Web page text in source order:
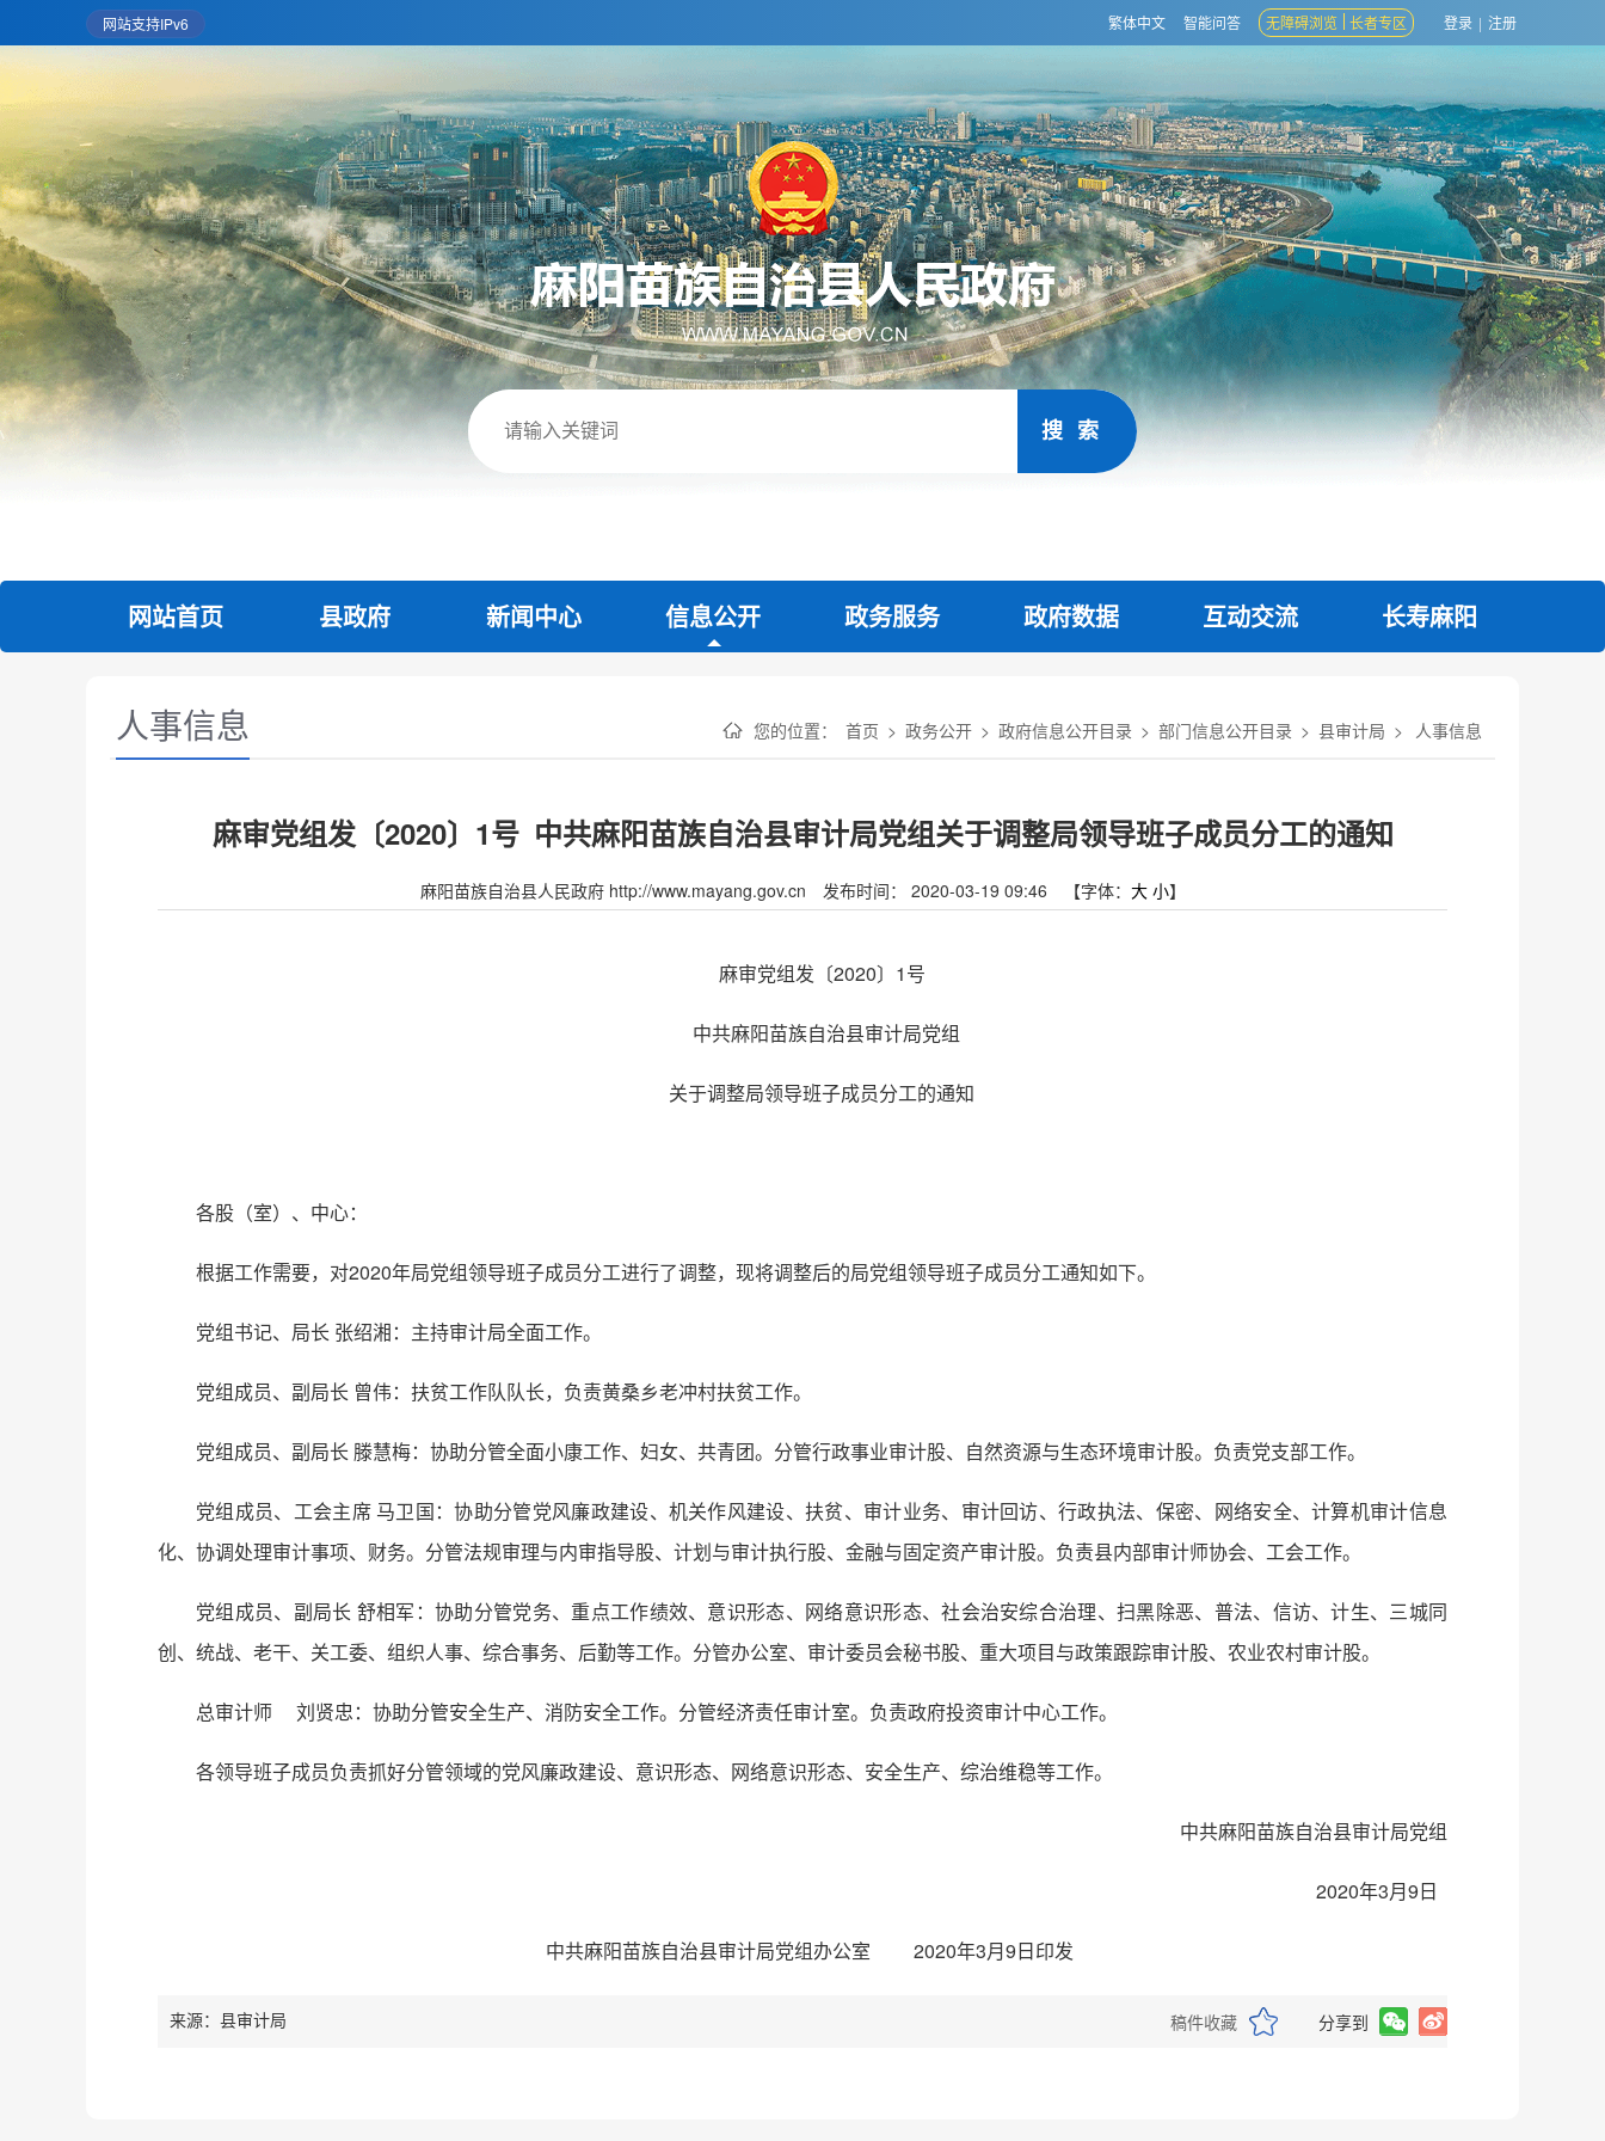
繁体中文 智能问答 无障碍浏览 长者专区 登录 | 注册
网站支持IPv6
网站首页 县政府 新闻中心 信息公开 政务服务 政府数据 互动交流 长寿麻阳
您的位置： 首页 > 政务公开 > 政府信息公开目录 > 部门信息公开目录 > 县审计局 > 人事信息
人事信息
麻审党组发〔2020〕1号 中共麻阳苗族自治县审计局党组关于调整局领导班子成员分工的通知
麻阳苗族自治县人民政府 http://www.mayang.gov.cn 发布时间： 2020-03-19 09:46 【字体： 大 小】
麻审党组发〔2020〕1号
中共麻阳苗族自治县审计局党组
关于调整局领导班子成员分工的通知
各股（室）、中心：
根据工作需要，对2020年局党组领导班子成员分工进行了调整，现将调整后的局党组领导班子成员分工通知如下。
党组书记、局长 张绍湘：主持审计局全面工作。
党组成员、副局长 曾伟：扶贫工作队队长，负责黄桑乡老冲村扶贫工作。
党组成员、副局长 滕慧梅：协助分管全面小康工作、妇女、共青团。分管行政事业审计股、自然资源与生态环境审计股。负责党支部工作。
党组成员、工会主席 马卫国：协助分管党风廉政建设、机关作风建设、扶贫、审计业务、审计回访、行政执法、保密、网络安全、计算机审计信息
化、协调处理审计事项、财务。分管法规审理与内审指导股、计划与审计执行股、金融与固定资产审计股。负责县内部审计师协会、工会工作。
党组成员、副局长 舒相军：协助分管党务、重点工作绩效、意识形态、网络意识形态、社会治安综合治理、扫黑除恶、普法、信访、计生、三城同
创、统战、老干、关工委、组织人事、综合事务、后勤等工作。分管办公室、审计委员会秘书股、重大项目与政策跟踪审计股、农业农村审计股。
总审计师 刘贤忠：协助分管安全生产、消防安全工作。分管经济责任审计室。负责政府投资审计中心工作。
各领导班子成员负责抓好分管领域的党风廉政建设、意识形态、网络意识形态、安全生产、综治维稳等工作。
中共麻阳苗族自治县审计局党组
2020年3月9日
中共麻阳苗族自治县审计局党组办公室 2020年3月9日印发
稿件收藏 分享到
来源：县审计局